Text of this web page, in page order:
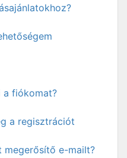
a fiókomat?
a regisztrációt
megerősítő e-mailt?